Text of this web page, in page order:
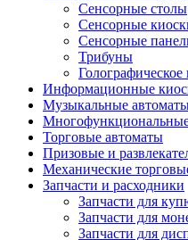
Сенсорные столы
Сенсорные
Сенсорные
Трибуны
Информационные
Музыкальные
Торговые автоматы
Призовые и
Механические
Запчасти и расходники
Запчасти для
Запчасти для
Запчасти для